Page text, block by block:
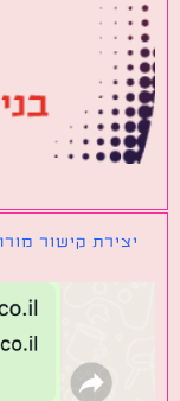
קישור מורחב עם